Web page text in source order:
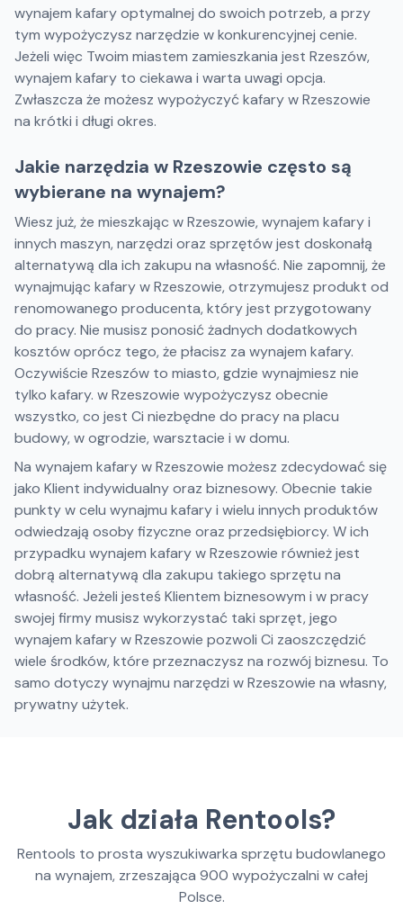
wynajem kafary optymalnej do swoich potrzeb, a przy
tym wypożyczysz narzędzie w konkurencyjnej cenie.
Jeżeli więc Twoim miastem zamieszkania jest Rzeszów,
wynajem kafary to ciekawa i warta uwagi opcja.
Zwłaszcza że możesz wypożyczyć kafary w Rzeszowie
na krótki i długi okres.
Jakie narzędzia w Rzeszowie często są
wybierane na wynajem?
Wiesz już, że mieszkając w Rzeszowie, wynajem kafary i
innych maszyn, narzędzi oraz sprzętów jest doskonałą
alternatywą dla ich zakupu na własność. Nie zapomnij, że
wynajmując kafary w Rzeszowie, otrzymujesz produkt od
renomowanego producenta, który jest przygotowany
do pracy. Nie musisz ponosić żadnych dodatkowych
kosztów oprócz tego, że płacisz za wynajem kafary.
Oczywiście Rzeszów to miasto, gdzie wynajmiesz nie
tylko kafary. w Rzeszowie wypożyczysz obecnie
wszystko, co jest Ci niezbędne do pracy na placu
budowy, w ogrodzie, warsztacie i w domu.
Na wynajem kafary w Rzeszowie możesz zdecydować się
jako Klient indywidualny oraz biznesowy. Obecnie takie
punkty w celu wynajmu kafary i wielu innych produktów
odwiedzają osoby fizyczne oraz przedsiębiorcy. W ich
przypadku wynajem kafary w Rzeszowie również jest
dobrą alternatywą dla zakupu takiego sprzętu na
własność. Jeżeli jesteś Klientem biznesowym i w pracy
swojej firmy musisz wykorzystać taki sprzęt, jego
wynajem kafary w Rzeszowie pozwoli Ci zaoszczędzić
wiele środków, które przeznaczysz na rozwój biznesu. To
samo dotyczy wynajmu narzędzi w Rzeszowie na własny,
prywatny użytek.
Jak działa Rentools?
Rentools to prosta wyszukiwarka sprzętu budowlanego
na wynajem, zrzeszająca 900 wypożyczalni w całej
Polsce.